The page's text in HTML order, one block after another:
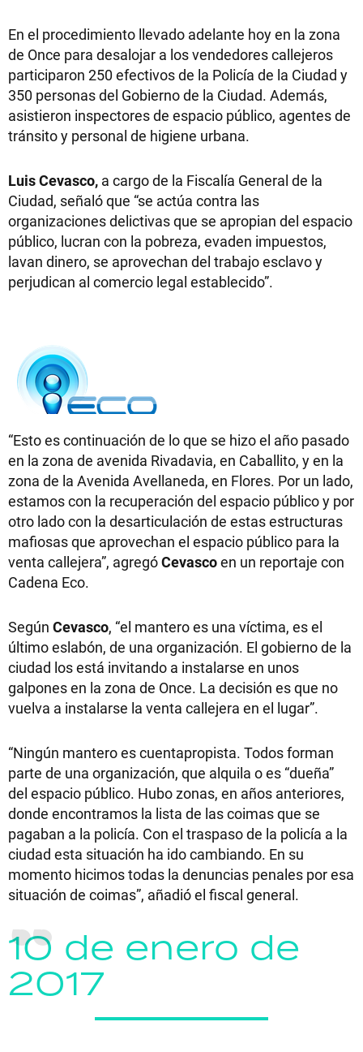
En el procedimiento llevado adelante hoy en la zona
de Once para desalojar a los vendedores callejeros
participaron 250 efectivos de la Policía de la Ciudad y
350 personas del Gobierno de la Ciudad. Además,
asistieron inspectores de espacio público, agentes de
tránsito y personal de higiene urbana.
Luis Cevasco, a cargo de la Fiscalía General de la
Ciudad, señaló que “se actúa contra las
organizaciones delictivas que se apropian del espacio
público, lucran con la pobreza, evaden impuestos,
lavan dinero, se aprovechan del trabajo esclavo y
perjudican al comercio legal establecido”.
“Esto es continuación de lo que se hizo el año pasado
en la zona de avenida Rivadavia, en Caballito, y en la
zona de la Avenida Avellaneda, en Flores. Por un lado,
estamos con la recuperación del espacio público y por
otro lado con la desarticulación de estas estructuras
mafiosas que aprovechan el espacio público para la
venta callejera”, agregóCevascoen un reportaje con
Cadena Eco.
Según Cevasco, “el mantero es una víctima, es el
último eslabón, de una organización. El gobierno de la
ciudad los está invitando a instalarse en unos
galpones en la zona de Once. La decisión es que no
vuelva a instalarse la venta callejera en el lugar”.
“Ningún mantero es cuentapropista. Todos forman
parte de una organización, que alquila o es “dueña”
del espacio público. Hubo zonas, en años anteriores,
donde encontramos la lista de las coimas que se
pagaban a la policía. Con el traspaso de la policía a la
ciudad esta situación ha ido cambiando. En su
momento hicimos todas la denuncias penales por esa
situación de coimas”, añadió el fiscal general.
10 de enero de
2017